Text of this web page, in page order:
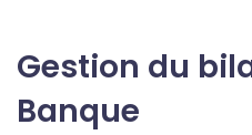
Gestion du
Banque